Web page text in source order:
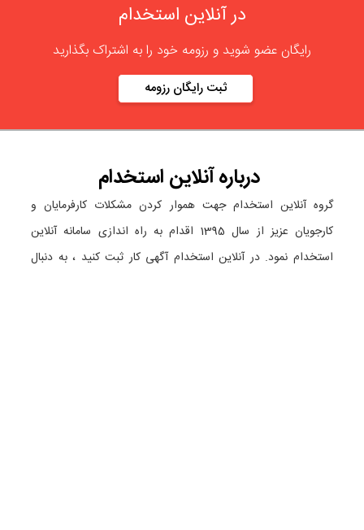
در آنلاین استخدام
رایگان عضو شوید و رزومه خود را به اشتراک بگذارید
ثبت رایگان رزومه
دربارهآنلاین استخدام
گروه آنلاین استخدام جهت هموار کردن مشکلات کارفرمایان و
کارجویان عزیز از سال 1395 اقدام به راه اندازی سامانه آنلاین
استخدام نمود. در آنلاین استخدام آگهی کار ثبت کنید ، به دنبال